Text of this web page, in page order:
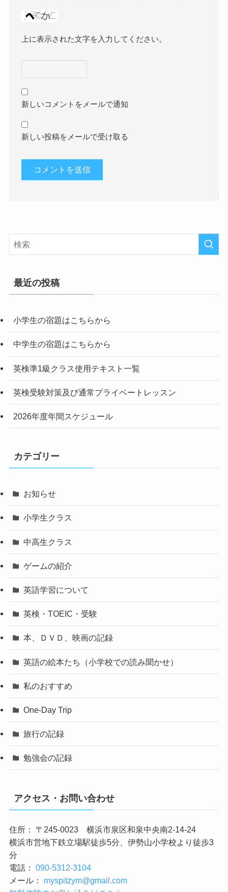
上に表示された文字を入力してください。
新しいコメントをメールで通知
新しい投稿をメールで受け取る
最近の投稿
小学生の宿題はこちらから
中学生の宿題はこちらから
英検準1級クラス使用テキスト一覧
英検受験対策及び通常プライベートレッスン
2026年度年間スケジュール
カテゴリー
お知らせ
小学生クラス
中高生クラス
ゲームの紹介
英語学習について
英検・TOEIC・受験
本、ＤＶＤ、映画の記録
英語の絵本たち（小学校での読み聞かせ）
私のおすすめ
One-Day Trip
旅行の記録
勉強会の記録
アクセス・お問い合わせ
住所： 〒245-0023 横浜市泉区和泉中央南2-14-24
横浜市営地下鉄立場駅徒歩5分、伊勢山小学校より徒歩3
分
電話： 090-5312-3104
メール： myspitzym@gmail.com